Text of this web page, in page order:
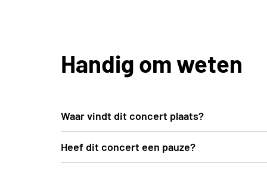
Handig om weten
Waar vindt dit concert plaats?
In de mooie blauwe zaal van deSingel kan
Weense concert.
Heef dit concert een pauze?